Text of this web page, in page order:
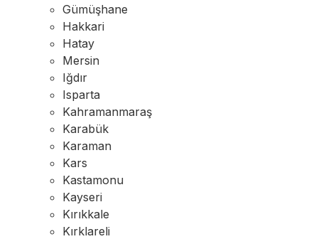
Gümüşhane
Hakkari
Hatay
Mersin
Iğdır
Isparta
Kahramanmaraş
Karabük
Karaman
Kars
Kastamonu
Kayseri
Kırıkkale
Kırklareli